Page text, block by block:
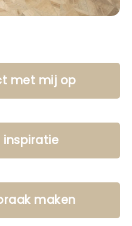
met mij op
inspiratie
maken